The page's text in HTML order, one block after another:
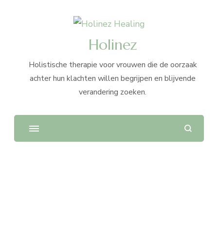
Holinez
Holistische therapie voor vrouwen die de oorzaak
achter hun klachten willen begrijpen en blijvende
verandering zoeken.